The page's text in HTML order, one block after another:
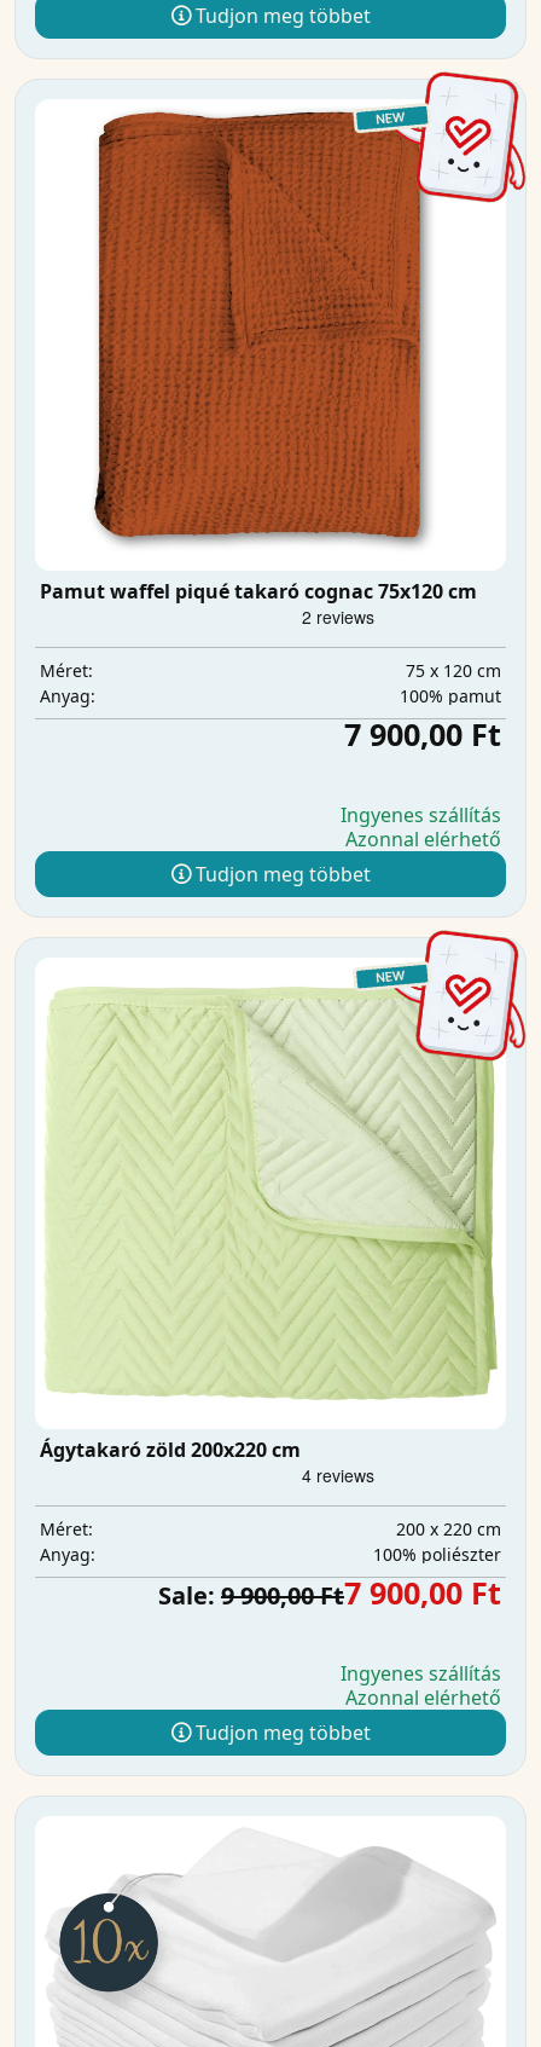
Tudjon meg többet
Pamut waffel piqué takaró cognac 75x120 cm
Méret:
75 x 120 cm
Anyag:
100% pamut
7 900,00 Ft
Ingyenes szállítás
Azonnal elérhető
Tudjon meg többet
Ágytakaró zöld 200x220 cm
Méret:
200 x 220 cm
Anyag:
100% poliészter
Sale: 9 900,00 Ft7 900,00 Ft
Ingyenes szállítás
Azonnal elérhető
Tudjon meg többet